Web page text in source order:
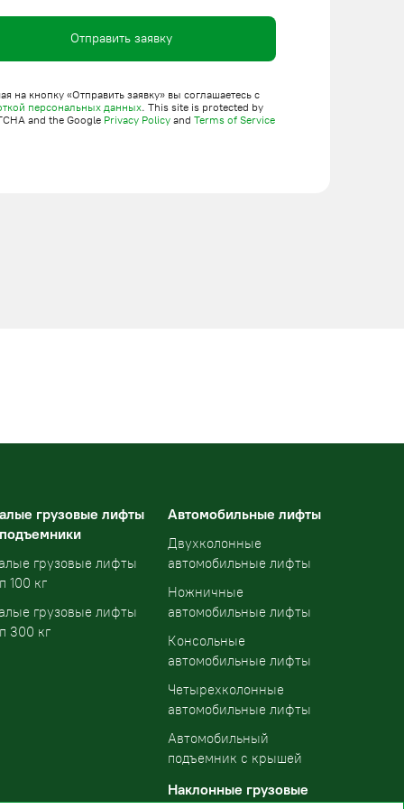
Отправить заявку
на кнопку «Отправить заявку» вы соглашаетесь с
персональных данных. This site is protected by
and the Google Privacy Policy and Terms of Service
грузовые лифты
грузовые лифты
100 кг
грузовые лифты
300 кг
Автомобильные лифты
Двухколонные
автомобильные лифты
Ножничные
автомобильные лифты
Консольные
автомобильные лифты
Четырехколонные
автомобильные лифты
Автомобильный
подъемник с крышей
Наклонные грузовые